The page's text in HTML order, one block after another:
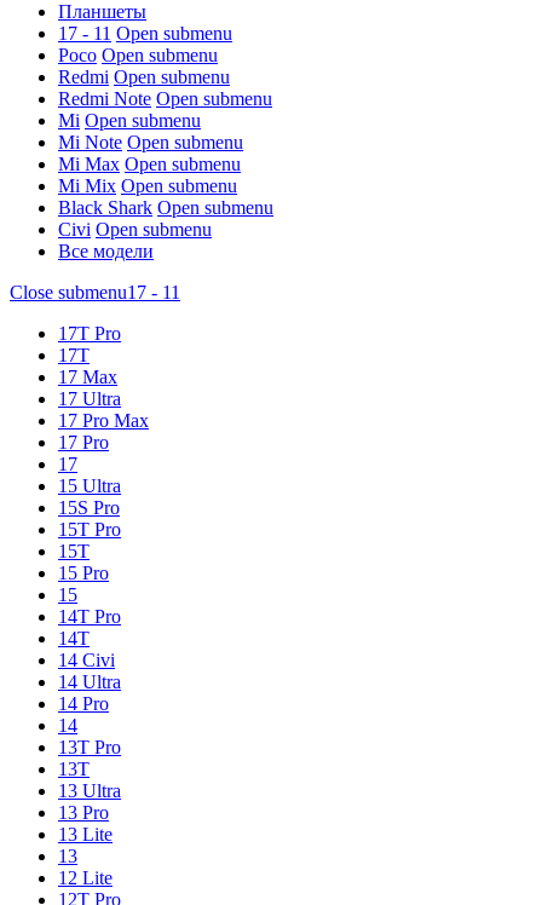
Планшеты
17 - 11 Open submenu
Poco Open submenu
Redmi Open submenu
Redmi Note Open submenu
Mi Open submenu
Mi Note Open submenu
Mi Max Open submenu
Mi Mix Open submenu
Black Shark Open submenu
Civi Open submenu
Все модели
Close submenu17 - 11
17T Pro
17T
17 Max
17 Ultra
17 Pro Max
17 Pro
17
15 Ultra
15S Pro
15T Pro
15T
15 Pro
15
14T Pro
14T
14 Civi
14 Ultra
14 Pro
14
13T Pro
13T
13 Ultra
13 Pro
13 Lite
13
12 Lite
12T Pro